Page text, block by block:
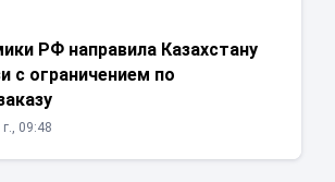
РФ направила Казахстану
с ограничением по
09:48